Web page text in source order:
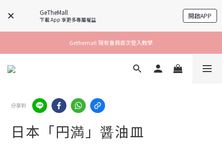
GeTheMall
下載 App 享更多專屬權益 開啟APP
Gethemall 現有會員首次登入教學
分享到
日本「円満」醤油皿